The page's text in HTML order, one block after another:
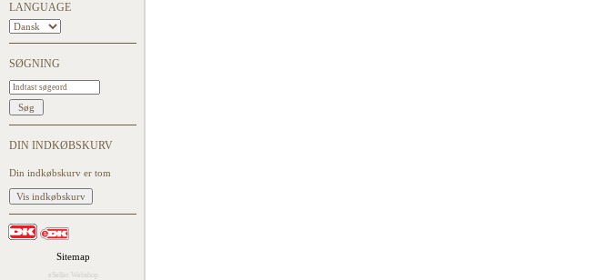
LANGUAGE
SØGNING
DIN INDKØBSKURV
Din indkøbskurv er tom
Sitemap
eSeller Webshop